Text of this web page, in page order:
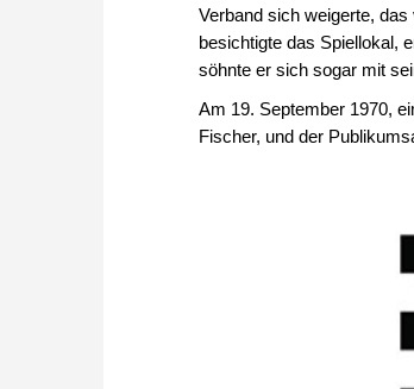
Verband sich weigerte,
besichtigte das Spiellokal,
söhnte er sich sogar mit
Am 19. September 1970,
Fischer, und der